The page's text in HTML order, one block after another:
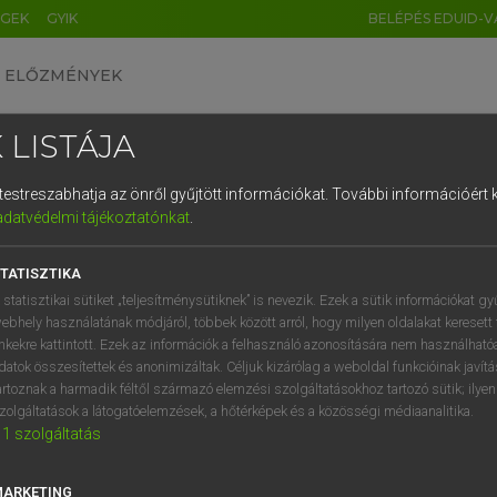
GYIK BELÉPÉS EDUID-
ELŐZMÉNYEK
nagyszótár
VAN ELŐFIZETÉSED?
megtekintéséhez.
LISTÁJA
az önről gyűjtött információkat. További információért
tájékoztatónkat.
statisztikai sütiket „teljesítménysütiknek” is nevezik. Ezek a sütik információkat
használatának módjáról, többek között arról, hogy milyen oldalakat keresett
kattintott. Ezek az információk a felhasználó azonosítására nem
összesítettek és anonimizáltak. Céljuk kizárólag a weboldal funkcióinak
a harmadik féltől származó elemzési szolgáltatásokhoz tartozó sütik;
a látogatóelemzések, a hőtérképek és a közösségi médiaanalitika.
1 szolgáltatás
DE CN FR ES IT NL
1 2 3 4 5 6 7 8 9
q w e r t z u i
a s d f g h j k l é
í y x c v b n m , .